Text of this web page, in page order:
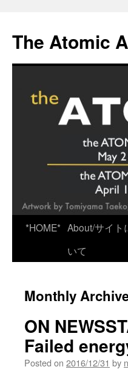
content
The Atomic
*HOME* About/サイト
いて
Monthly
ON
Failed
Posted on 2016/12/31 by